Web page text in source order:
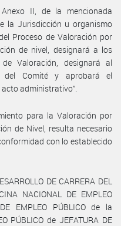
II, de la mencionada
la Jurisdicción u organismo
Proceso de Valoración por
de nivel, designará a los
Valoración, designará al
del Comité y aprobará el
administrativo”.
para la Valoración por
de Nivel, resulta necesario
con lo establecido
DE CARRERA DEL
NACIONAL DE EMPLEO
EMPLEO PÚBLICO de la
PÚBLICO de JEFATURA DE